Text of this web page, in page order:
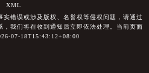
XML
错误或涉及版权、名誉权等侵权问题，请通过
，我们将在收到通知后立即依法处理。当前页面
07-18T15:43:12+08:00